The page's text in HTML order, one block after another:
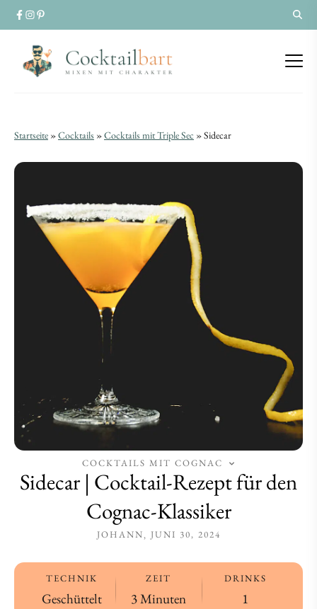
Sidecar
Rezept
Sidecar
Rezept
Startseite »Cocktails »Cocktails mit Triple Sec »Sidecar
COCKTAILS MIT COGNAC
Sidecar | Cocktail-Rezept für den
Cognac-Klassiker
JOHANN JUNI 30, 2024
TECHNIK
Geschüttelt
ZEIT
3 Minuten
DRINKS
1